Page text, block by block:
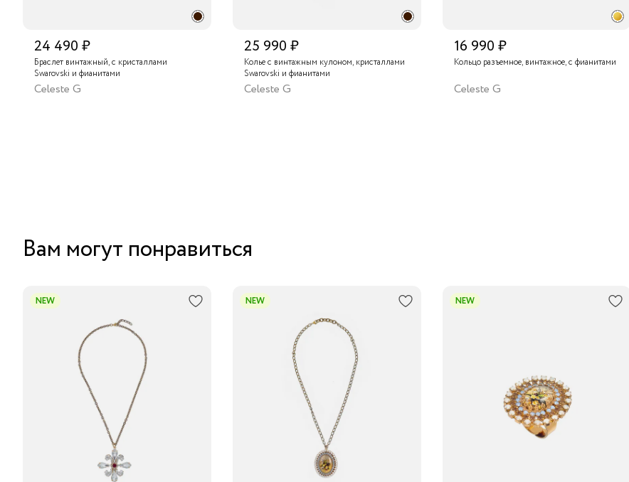
24 490 ₽
Браслет винтажный, с кристаллами
Swarovski и фианитами
Celeste G
25 990 ₽
Колье с винтажным кулоном, кристаллами
Swarovski и фианитами
Celeste G
16 990 ₽
Кольцо разъемное, винтажное, с фианитами
Celeste G
Вам могут понравиться
NEW NEW NEW